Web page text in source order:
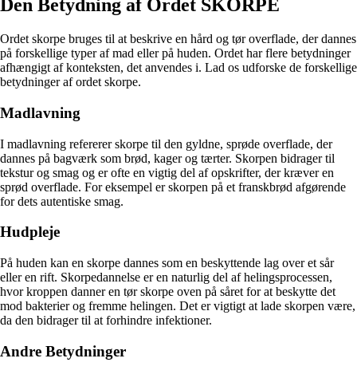
Den Betydning af Ordet SKORPE
Ordet skorpe bruges til at beskrive en hård og tør overflade, der dannes
på forskellige typer af mad eller på huden. Ordet har flere betydninger
afhængigt af konteksten, det anvendes i. Lad os udforske de forskellige
betydninger af ordet skorpe.
Madlavning
I madlavning refererer skorpe til den gyldne, sprøde overflade, der
dannes på bagværk som brød, kager og tærter. Skorpen bidrager til
tekstur og smag og er ofte en vigtig del af opskrifter, der kræver en
sprød overflade. For eksempel er skorpen på et franskbrød afgørende
for dets autentiske smag.
Hudpleje
På huden kan en skorpe dannes som en beskyttende lag over et sår
eller en rift. Skorpedannelse er en naturlig del af helingsprocessen,
hvor kroppen danner en tør skorpe oven på såret for at beskytte det
mod bakterier og fremme helingen. Det er vigtigt at lade skorpen være,
da den bidrager til at forhindre infektioner.
Andre Betydninger